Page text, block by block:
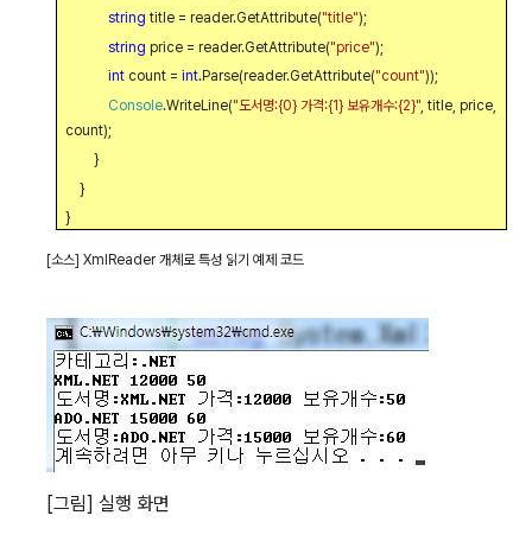
string title = reader.GetAttribute("title");
string price = reader.GetAttribute("price");
int count =int.Parse(reader.GetAttribute("count"));
Console.WriteLine(" 도서명:{0}가격:{1} 보유개수:{2}" , title, price,
count);
}
}
}
[소스] XmlReader개체로 특성 읽기 예제 코드
[그림]실행 화면